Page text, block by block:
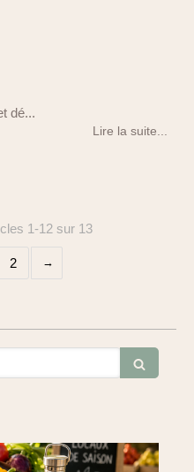
dé...
Lire la suite...
1-12 sur 13
2